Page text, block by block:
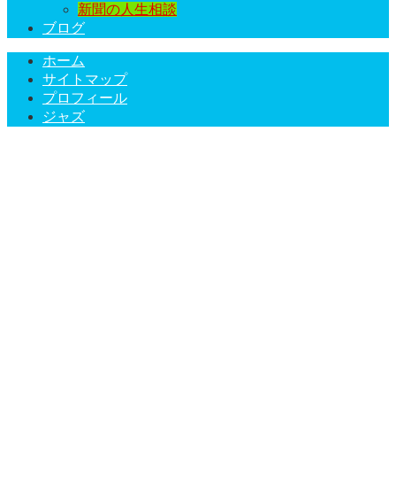
新聞の人生相談
ブログ
ホーム
サイトマップ
プロフィール
ジャズ